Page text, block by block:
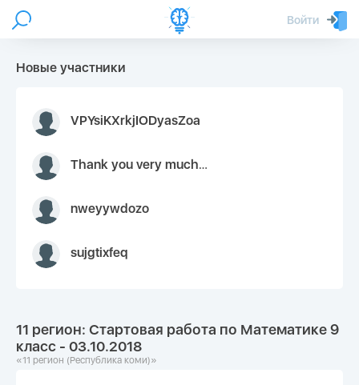
Войти
Новые участники
VPYsiKXrkjIODyasZoa
Thank you very much for your inquiry We appreciate you 9126052 https://youtube.com faceapple !
nweyywdozo
sujgtixfeq
11 регион: Стартовая работа по Математике 9
класс - 03.10.2018
«11 регион (Республика коми)»